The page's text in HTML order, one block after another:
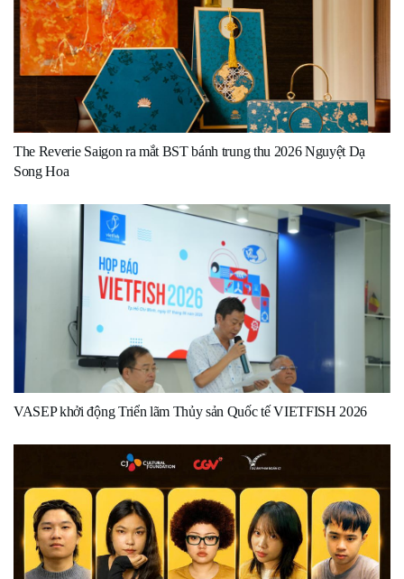
The Reverie Saigon ra mắt BST bánh trung thu 2026 Nguyệt Dạ
Song Hoa
VASEP khởi động Triển lãm Thủy sản Quốc tế VIETFISH 2026